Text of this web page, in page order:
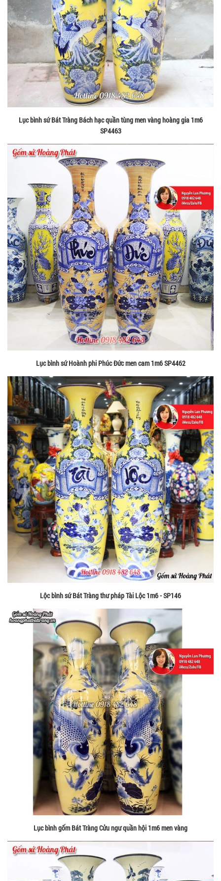
Lục bình sứ Bát Tràng Bách hạc quần tùng men vàng hoàng gia 1m6
SP4463
Lục bình sứ Hoành phi Phúc Đức men cam 1m6 SP4462
Lộc bình sứ Bát Tràng thư pháp Tài Lộc 1m6 - SP146
Lục bình gốm Bát Tràng Cửu ngư quần hội 1m6 men vàng